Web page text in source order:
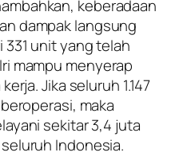
keberadaan
dampak langsung
331 unit yang telah
mampu menyerap
Jika seluruh 1.147
maka
sekitar 3,4 juta
Indonesia.